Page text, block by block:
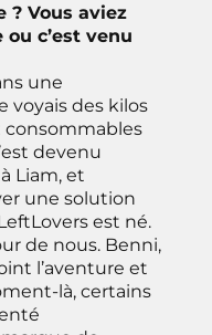
? Vous aviez
c’est venu
une
voyais des kilos
devenu
Liam, et
une solution
est né.
de nous. Benni,
l’aventure et
là, certains